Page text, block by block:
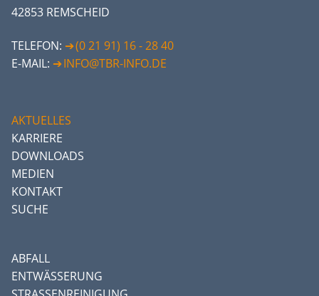
42853 REMSCHEID
TELEFON:
(0 21 91) 16 - 28 40
E-MAIL:
INFO@TBR-INFO.DE
AKTUELLES
KARRIERE
DOWNLOADS
MEDIEN
KONTAKT
SUCHE
ABFALL
ENTWÄSSERUNG